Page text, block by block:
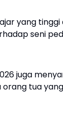
yang
seni
juga
orang tua